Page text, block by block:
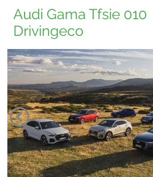
Audi Gama Tfsie 010
Drivingeco